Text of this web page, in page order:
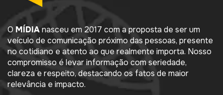
O MÍDIAnasceu em 2017 com a proposta de ser um
veículo de comunicação próximo das pessoas, presente
no cotidiano e atento ao que realmente importa. Nosso
compromisso é levar informação com seriedade,
clareza e respeito, destacando os fatos de maior
relevância e impacto.